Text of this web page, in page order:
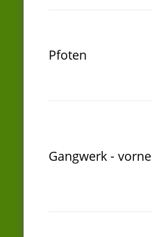
Pfoten
Gangwerk - vorne